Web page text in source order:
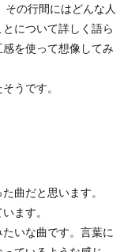
の行間にはどんな人
について詳しく語ら
を使って想像してみ
うです。
曲だと思います。
ます。
いな曲です。言葉に